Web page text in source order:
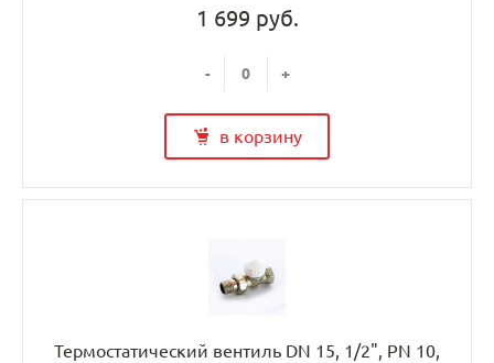
1 699 руб.
- +
в корзину
Термостатический вентиль DN 15, 1/2", PN 10,